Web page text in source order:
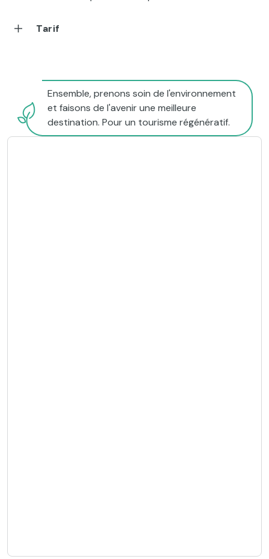
Tarif
Ensemble, prenons soin de l'environnement
et faisons de l'avenir une meilleure
destination. Pour un tourisme régénératif.